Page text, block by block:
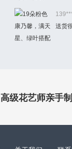
送货
高级花艺师亲手